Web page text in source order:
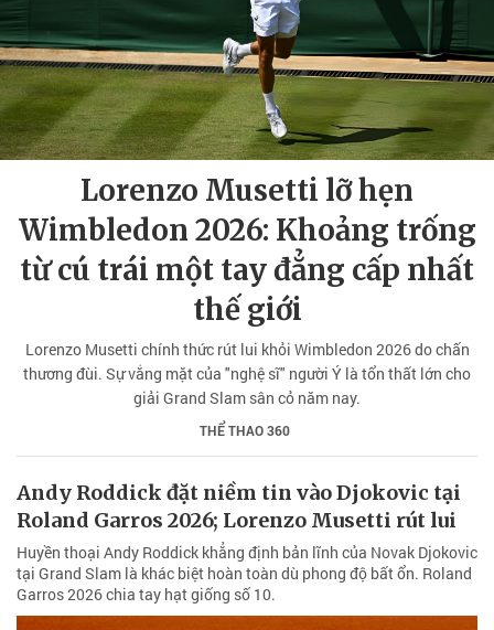
Lorenzo Musetti lỡ hẹn
Wimbledon 2026: Khoảng trống
từ cú trái một tay đẳng cấp nhất
thế giới
Lorenzo Musetti chính thức rút lui khỏi Wimbledon 2026 do chấn
thương đùi. Sự vắng mặt của "nghệ sĩ" người Ý là tổn thất lớn cho
giải Grand Slam sân cỏ năm nay.
THỂ THAO 360
Andy Roddick đặt niềm tin vào Djokovic tại
Roland Garros 2026; Lorenzo Musetti rút lui
Huyền thoại Andy Roddick khẳng định bản lĩnh của Novak Djokovic
tại Grand Slam là khác biệt hoàn toàn dù phong độ bất ổn. Roland
Garros 2026 chia tay hạt giống số 10.